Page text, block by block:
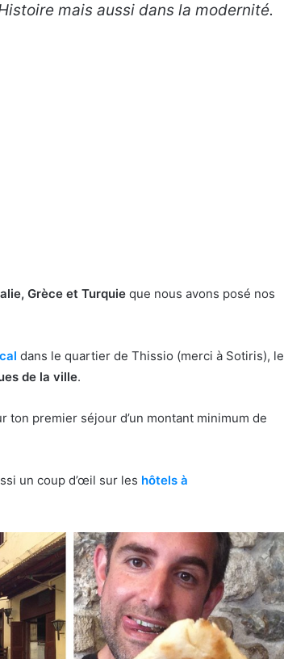
mais aussi dans la modernité.
Grèce et Turquie que nous avons posé nos
dans le quartier de Thissio (merci à Sotiris), le
de la ville.
ton premier séjour d’un montant minimum de
un coup d’œil sur les hôtels à